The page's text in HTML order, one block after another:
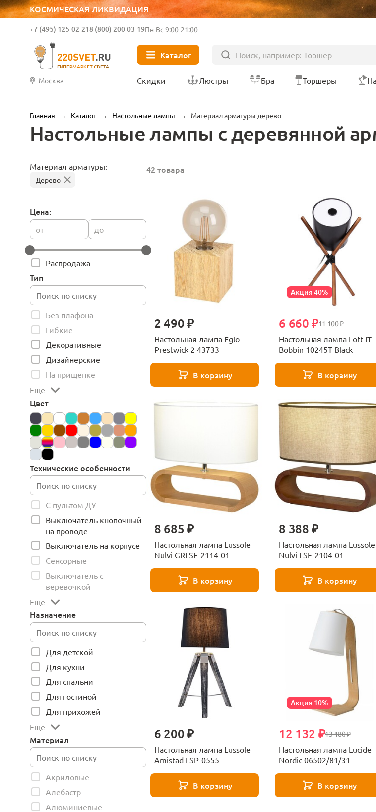
КОСМИЧЕСКАЯ ЛИКВИДАЦИЯ
ГИПЕРМАРКЕТ СВЕТА
+7 (495) 125-02-218 (800) 200-03-19Пн-Вс 9:00-21:00
Каталог
Москва Скидки Люстры Бра Торшеры
Главная → Каталог → Настольные лампы → Материал арматуры дерево
Настольные лампы с деревянной
Материал арматуры:
Дерево
Цена:
от до
Распродажа
Тип
Без плафона
Гибкие
Декоративные
Дизайнерские
На прищепке
Еще
Цвет
Технические особенности
С пультом ДУ
Выключатель кнопочный
на проводе
Выключатель на корпусе
Сенсорные
Выключатель с
веревочкой
Еще
Назначение
Для детской
Для кухни
Для спальни
Для гостиной
Для прихожей
Еще
Материал
Акриловые
Алебастр
Алюминиевые
42 товара
2 490 ₽
Настольная лампа Eglo
Prestwick 2 43733
В корзину
Акция 40%
11 100 ₽
6 660 ₽
Настольная лампа Loft IT
Bobbin 10245T Black
В корзину
8 685 ₽
Настольная лампа Lussole
Nulvi GRLSF-2114-01
В корзину
8 388 ₽
Настольная лампа Lussole
Nulvi LSF-2104-01
В корзину
6 200 ₽
Настольная лампа Lussole
Amistad LSP-0555
В корзину
Акция 10%
13 480 ₽
12 132 ₽
Настольная лампа Lucide
Nordic 06502/81/31
В корзину